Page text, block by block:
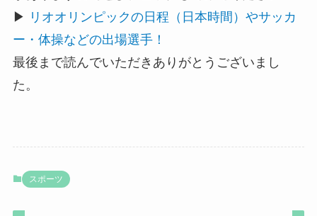
▶ リオオリンピックの日程（日本時間）やサッカ
ー・体操などの出場選手！
最後まで読んでいただきありがとうございまし
た。
スポーツ